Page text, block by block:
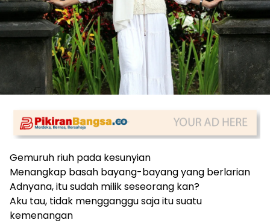
Gemuruh riuh pada kesunyian
Menangkap basah bayang-bayang yang berlarian
Adnyana, itu sudah milik seseorang kan?
Aku tau, tidak mengganggu saja itu suatu
kemenangan